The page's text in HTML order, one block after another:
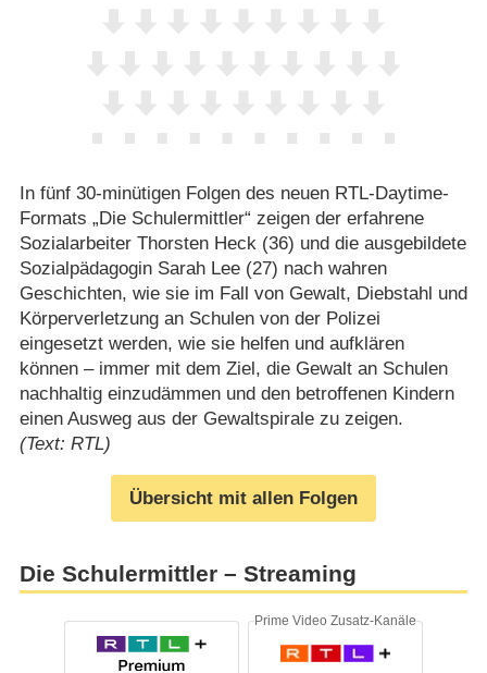
In fünf 30-minütigen Folgen des neuen RTL-Daytime-
Formats „Die Schulermittler“ zeigen der erfahrene
Sozialarbeiter Thorsten Heck (36) und die ausgebildete
Sozialpädagogin Sarah Lee (27) nach wahren
Geschichten, wie sie im Fall von Gewalt, Diebstahl und
Körperverletzung an Schulen von der Polizei
eingesetzt werden, wie sie helfen und aufklären
können – immer mit dem Ziel, die Gewalt an Schulen
nachhaltig einzudämmen und den betroffenen Kindern
einen Ausweg aus der Gewaltspirale zu zeigen.
(Text: RTL)
Übersicht mit allen Folgen
Die Schulermittler – Streaming
Prime Video Zusatz-Kanäle